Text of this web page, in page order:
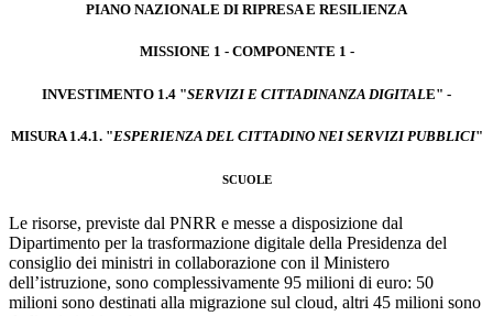
PIANO NAZIONALE DI RIPRESA E RESILIENZA
MISSIONE 1 - COMPONENTE 1 -
INVESTIMENTO 1.4 "SERVIZI E CITTADINANZA DIGITALE" -
MISURA 1.4.1. "ESPERIENZA DEL CITTADINO NEI SERVIZI PUBBLICI"
SCUOLE
Le risorse, previste dal PNRR e messe a disposizione dal
Dipartimento per la trasformazione digitale della Presidenza del
consiglio dei ministri in collaborazione con il Ministero
dell’istruzione, sono complessivamente 95 milioni di euro: 50
milioni sono destinati alla migrazione sul cloud, altri 45 milioni sono